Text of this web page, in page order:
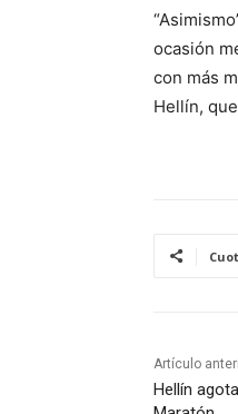
ocasión
con más
Hellín,
Artículo
Hellín